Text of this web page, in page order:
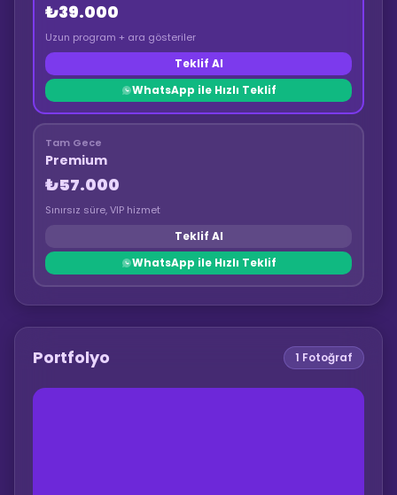
₺39.000
Uzun program + ara gösteriler
Teklif Al
WhatsApp ile Hızlı Teklif
Tam Gece
Premium
₺57.000
Sınırsız süre, VIP hizmet
Teklif Al
WhatsApp ile Hızlı Teklif
Portfolyo 1 Fotoğraf